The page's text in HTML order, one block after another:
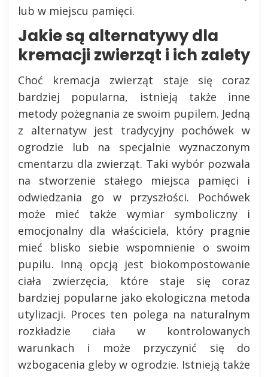
lub w miejscu pamięci.
Jakie są alternatywy dla
kremacji zwierząt i ich zalety
Choć kremacja zwierząt staje się coraz
bardziej popularna, istnieją także inne
metody pożegnania ze swoim pupilem. Jedną
z alternatyw jest tradycyjny pochówek w
ogrodzie lub na specjalnie wyznaczonym
cmentarzu dla zwierząt. Taki wybór pozwala
na stworzenie stałego miejsca pamięci i
odwiedzania go w przyszłości. Pochówek
może mieć także wymiar symboliczny i
emocjonalny dla właściciela, który pragnie
mieć blisko siebie wspomnienie o swoim
pupilu. Inną opcją jest biokompostowanie
ciała zwierzęcia, które staje się coraz
bardziej popularne jako ekologiczna metoda
utylizacji. Proces ten polega na naturalnym
rozkładzie ciała w kontrolowanych
warunkach i może przyczynić się do
wzbogacenia gleby w ogrodzie. Istnieją także